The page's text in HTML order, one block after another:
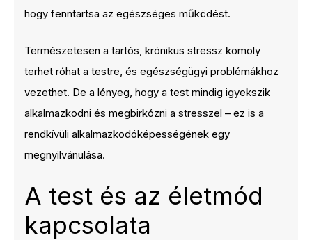
hogy fenntartsa az egészséges működést.
Természetesen a tartós, krónikus stressz komoly
terhet róhat a testre, és egészségügyi problémákhoz
vezethet. De a lényeg, hogy a test mindig igyekszik
alkalmazkodni és megbirkózni a stresszel – ez is a
rendkívüli alkalmazkodóképességének egy
megnyilvánulása.
A test és az életmód
kapcsolata